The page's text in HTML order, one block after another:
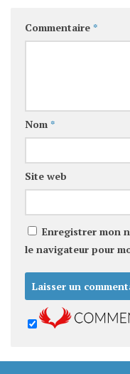
Commentaire *
Nom *
Site web
Enregistrer mon
le navigateur pour